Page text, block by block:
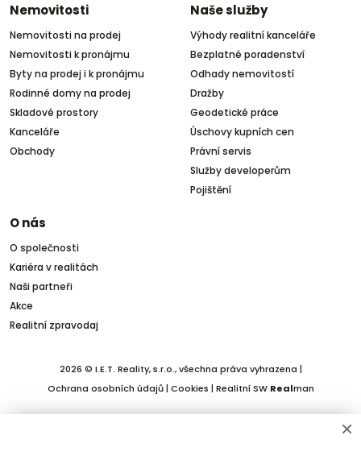
Nemovitosti
Nemovitosti na prodej
Nemovitosti k pronájmu
Byty na prodej i k pronájmu
Rodinné domy na prodej
Skladové prostory
Kanceláře
Obchody
Naše služby
Výhody realitní kanceláře
Bezplatné poradenství
Odhady nemovitostí
Dražby
Geodetické práce
Úschovy kupních cen
Právní servis
Služby developerům
Pojištění
O nás
O společnosti
Kariéra v realitách
Naši partneři
Akce
Realitní zpravodaj
2026 © I.E.T. Reality, s.r.o., všechna práva vyhrazena |
Ochrana osobních údajů| Cookies | Realitní SW Realman
×